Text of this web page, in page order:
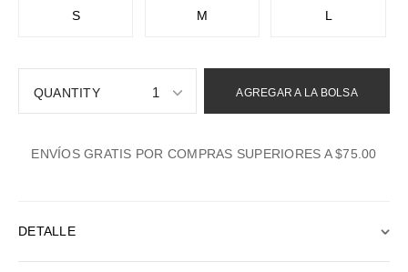
S M L
1
2
AGREGAR A LA BOLSA
ENVÍOS GRATIS POR COMPRAS SUPERIORES A $75.00
DETALLE